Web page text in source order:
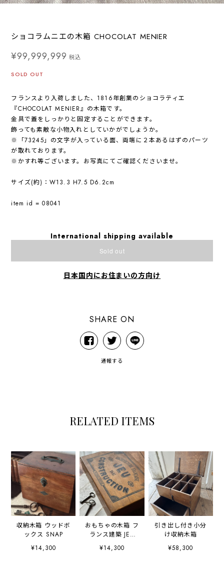
ショコラムニエの木箱 CHOCOLAT MENIER
¥99,999,999 税込
SOLD OUT
フランスより入荷しました、1816年創業のショコラティエ
『CHOCOLAT MENIER』の木箱です。
金具で蓋をしっかりと固定することができます。
飾っても素敵な小物入れとしていかがでしょうか。
※「73245」の文字が入っている面、両端に２本あるはずのパーツ
が取れております。
※かすれ等ございます。お写真にてご確認くださいませ。
サイズ(約)：W13.3 H7.5 D6.2cm
item id = 08041
International shipping available
Sold out
日本国内にお住まいの方向け
SHARE ON
通報する
RELATED ITEMS
収納木箱 ウッドボ
ックス SNAP
¥14,300
おもちゃの木箱 フ
ランス建築 JEU
DE
CONSTRUCTION
¥14,300
引き出し付き小分
け収納木箱
¥58,300